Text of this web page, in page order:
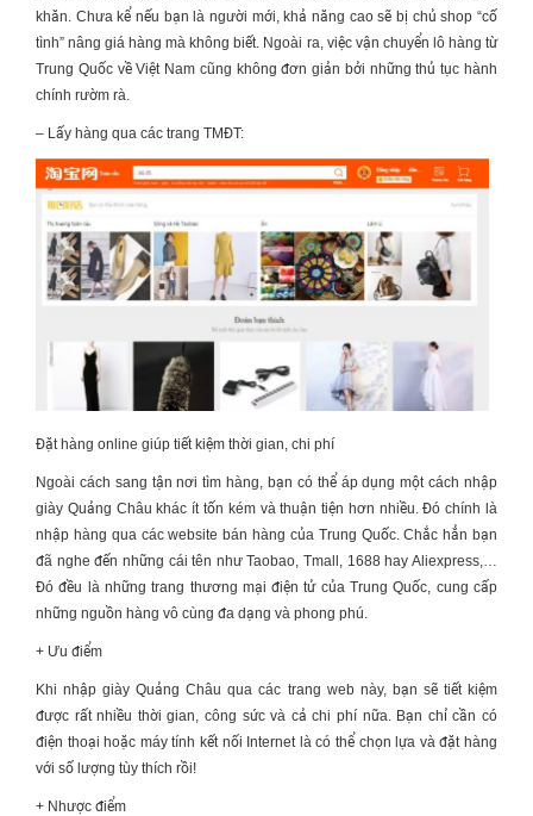
khăn. Chưa kể nếu bạn là người mới, khả năng cao sẽ bị chủ shop “cố
tình” nâng giá hàng mà không biết. Ngoài ra, việc vận chuyển lô hàng từ
Trung Quốc về Việt Nam cũng không đơn giản bởi những thủ tục hành
chính rườm rà.
– Lấy hàng qua các trang TMĐT:
Đặt hàng online giúp tiết kiệm thời gian, chi phí
Ngoài cách sang tận nơi tìm hàng, bạn có thể áp dụng mộtcách nhập
giày Quảng Châu khác ít tốn kém và thuận tiện hơn nhiều. Đó chính là
nhập hàng qua các website bán hàng của Trung Quốc. Chắc hẳn bạn
đã nghe đến những cái tên như Taobao, Tmall, 1688 hay Aliexpress,…
Đó đều là những trang thương mại điện tử của Trung Quốc, cung cấp
những nguồn hàng vô cùng đa dạng và phong phú.
+ Ưu điểm
Khinhập giày Quảng Châu qua các trang web này, bạn sẽ tiết kiệm
được rất nhiều thời gian, công sức và cả chi phí nữa. Bạn chỉ cần có
điện thoại hoặc máy tính kết nối Internet là có thể chọn lựa và đặt hàng
với số lượng tùy thích rồi!
+ Nhược điểm